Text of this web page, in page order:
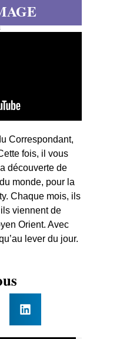
Correspondant,
fois, il vous
découverte de
monde, pour la
Chaque mois, ils
viennent de
Orient. Avec
lever du jour.